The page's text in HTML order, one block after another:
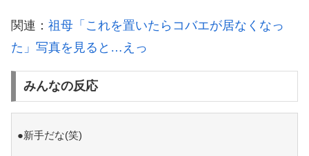
関連： 祖母「これを置いたらコバエが居なくなっ
た」写真を見ると…えっ
みんなの反応
●新手だな(笑)